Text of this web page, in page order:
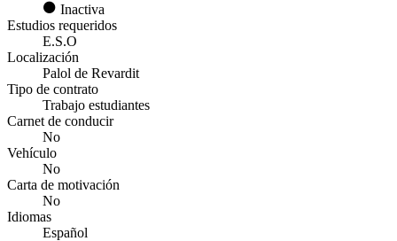
Inactiva
Estudios requeridos
E.S.O
Localización
Palol de Revardit
Tipo de contrato
Trabajo estudiantes
Carnet de conducir
No
Vehículo
No
Carta de motivación
No
Idiomas
Español